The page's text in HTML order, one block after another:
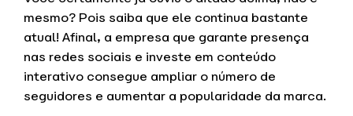
mesmo? Pois saiba que ele continua bastante
atual! Afinal, a empresa que garante presença
nas redes sociais e investe em conteúdo
interativo consegue ampliar o número de
seguidores e aumentar a popularidade da marca.